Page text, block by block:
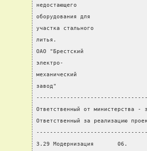
недостающего
оборудования для
участка стального
литья.
ОАО "Брестский
электро-
механический
завод"
Ответственный от министерства -
Ответственный за реализацию
3.29 Модернизация